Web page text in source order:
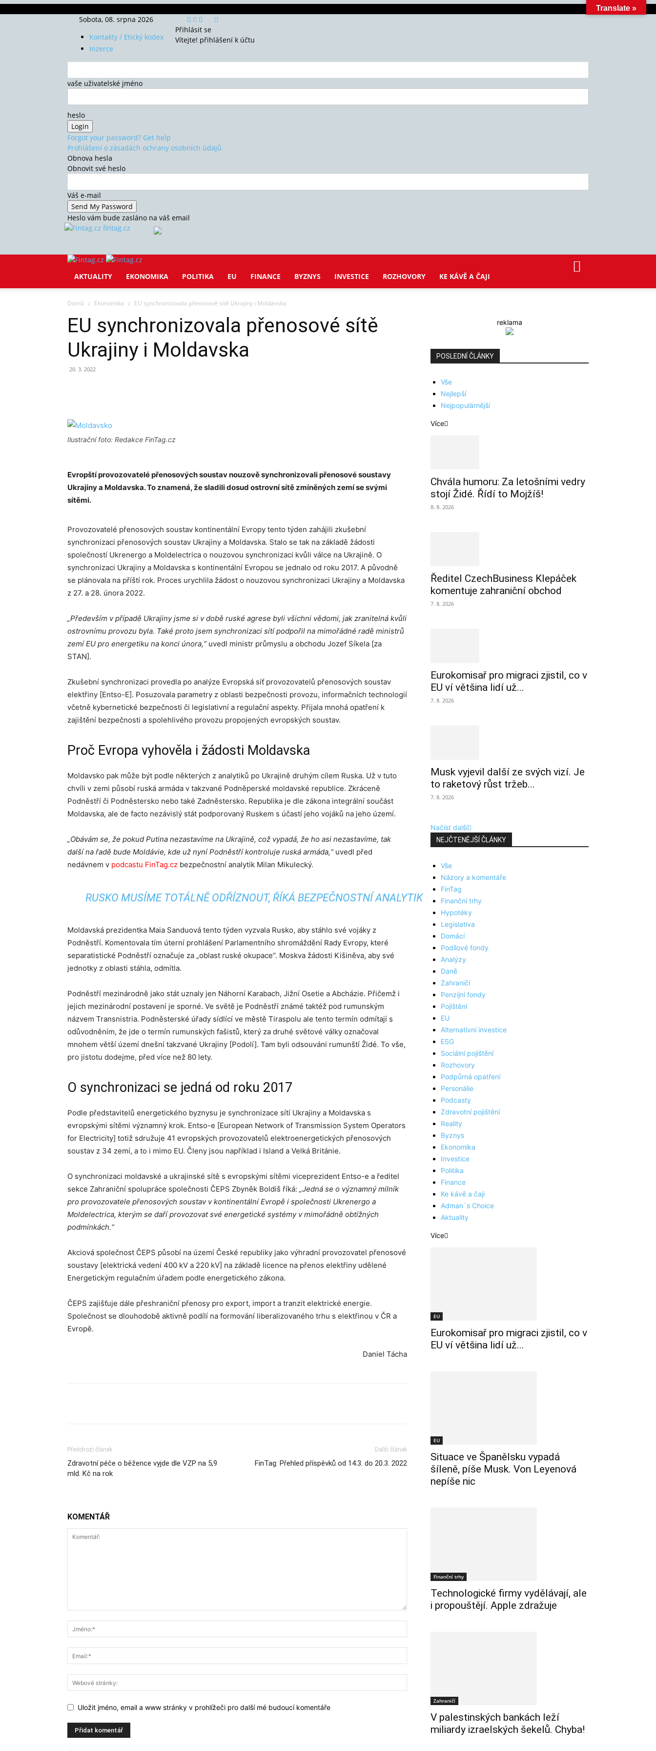
Sobota, 08. srpna 2026
Kontakty / Etický kodex
Inzerce
Přihlásit se
Vítejte! přihlášení k účtu
vaše uživatelské jméno
heslo
Forgot your password? Get help
Prohlášení o zásadách ochrany osobních údajů
Obnova hesla
Obnovit své heslo
Váš e-mail
Heslo vám bude zasláno na váš email
fintag.cz
AKTUALITY EKONOMIKA POLITIKA EU FINANCE BYZNYS INVESTICE ROZHOVORY KE KÁVĚ A ČAJI
Domů Ekonomika EU synchronizovala přenosové sítě Ukrajiny i Moldavska
EU synchronizovala přenosové sítě
Ukrajiny i Moldavska
20. 3. 2022
Ilustrační foto: Redakce FinTag.cz
Evropští provozovatelé přenosových soustav nouzově synchronizovali přenosové soustavy
Ukrajiny a Moldavska. To znamená, že sladili dosud ostrovní sítě zmíněných zemí se svými
sítěmi.
Provozovatelé přenosových soustav kontinentální Evropy tento týden zahájili zkušební
synchronizaci přenosových soustav Ukrajiny a Moldavska. Stalo se tak na základě žádosti
společností Ukrenergo a Moldelectrica o nouzovou synchronizaci kvůli válce na Ukrajině. O
synchronizaci Ukrajiny a Moldavska s kontinentální Evropou se jednalo od roku 2017. A původně
se plánovala na příští rok. Proces urychlila žádost o nouzovou synchronizaci Ukrajiny a Moldavska
z 27. a 28. února 2022.
„Především v případě Ukrajiny jsme si v době ruské agrese byli všichni vědomi, jak zranitelná kvůli
ostrovnímu provozu byla. Také proto jsem synchronizaci sítí podpořil na mimořádné radě ministrů
zemí EU pro energetiku na konci února,“ uvedl ministr průmyslu a obchodu Jozef Síkela [za
STAN].
Zkušební synchronizaci provedla po analýze Evropská síť provozovatelů přenosových soustav
elektřiny [Entso-E]. Posuzovala parametry z oblasti bezpečnosti provozu, informačních technologií
včetně kybernetické bezpečnosti či legislativní a regulační aspekty. Přijala mnohá opatření k
zajištění bezpečnosti a spolehlivého provozu propojených evropských soustav.
Proč Evropa vyhověla i žádosti Moldavska
Moldavsko pak může být podle některých z analytiků po Ukrajině druhým cílem Ruska. Už v tuto
chvíli v zemi působí ruská armáda v takzvané Podněperské moldavské republice. Zkráceně
Podněstří či Podněstersko nebo také Zadněstersko. Republika je dle zákona integrální součást
Moldavska, ale de facto nezávislý stát podporovaný Ruskem s účastí jeho vojáků na jeho území.
„Obávám se, že pokud Putina nezastavíme na Ukrajině, což vypadá, že ho asi nezastavíme, tak
další na řadě bude Moldávie, kde už nyní Podněstří kontroluje ruská armáda,“ uvedl před
nedávnem v podcastu FinTag.cz bezpečnostní analytik Milan Mikulecký.
RUSKO MUSÍME TOTÁLNĚ ODŘÍZNOUT, ŘÍKÁ BEZPEČNOSTNÍ ANALYTIK
Moldavská prezidentka Maia Sanduová tento týden vyzvala Rusko, aby stáhlo své vojáky z
Podněstří. Komentovala tím úterní prohlášení Parlamentního shromáždění Rady Evropy, které
separatistické Podněstří označuje za „oblast ruské okupace“. Moskva žádosti Kišiněva, aby své
jednotky z oblasti stáhla, odmítla.
Podněstří mezinárodně jako stát uznaly jen Náhorní Karabach, Jižní Osetie a Abcházie. Přičemž i
jejich mezinárodní postavení je sporné. Ve světě je Podněstří známé taktéž pod rumunským
názvem Transnistria. Podněsterské úřady sídlící ve městě Tiraspolu ale tento termín odmítají s
odůvodněním, že jde o termín rumunských fašistů, který za druhé světové války označoval
mnohem větší území dnešní takzvané Ukrajiny [Podolí]. Tam byli odsouváni rumunští Židé. To vše,
pro jistotu dodejme, před více než 80 lety.
O synchronizaci se jedná od roku 2017
Podle představitelů energetického byznysu je synchronizace sítí Ukrajiny a Moldavska s
evropskými sítěmi významný krok. Entso-e [European Network of Transmission System Operators
for Electricity] totiž sdružuje 41 evropských provozovatelů elektroenergetických přenosových
soustav z 34 zemí, a to i mimo EU. Členy jsou například i Island a Velká Británie.
O synchronizaci moldavské a ukrajinské sítě s evropskými sítěmi viceprezident Entso-e a ředitel
sekce Zahraniční spolupráce společnosti ČEPS Zbyněk Boldiš říká: „Jedná se o významný milník
pro provozovatele přenosových soustav v kontinentální Evropě i společnosti Ukrenergo a
Moldelectrica, kterým se daří provozovat své energetické systémy v mimořádně obtížných
podmínkách.“
Akciová společnost ČEPS působí na území České republiky jako výhradní provozovatel přenosové
soustavy [elektrická vedení 400 kV a 220 kV] na základě licence na přenos elektřiny udělené
Energetickým regulačním úřadem podle energetického zákona.
ČEPS zajišťuje dále přeshraniční přenosy pro export, import a tranzit elektrické energie.
Společnost se dlouhodobě aktivně podílí na formování liberalizovaného trhu s elektřinou v ČR a
Evropě.
Daniel Tácha
Předchozí článek
Zdravotní péče o běžence vyjde dle VZP na 5,9
mld. Kč na rok
Další článek
FinTag: Přehled příspěvků od 14.3. do 20.3. 2022
KOMENTÁŘ
Uložit jméno, email a www stránky v prohlížeči pro další mé budoucí komentáře
reklama
POSLEDNÍ ČLÁNKY
Vše
Nejlepší
Nejpopulárnější
Více
Chvála humoru: Za letošními vedry
stojí Židé. Řídí to Mojžíš!
8. 8. 2026
Ředitel CzechBusiness Klepáček
komentuje zahraniční obchod
7. 8. 2026
Eurokomisař pro migraci zjistil, co v
EU ví většina lidí už...
7. 8. 2026
Musk vyjevil další ze svých vizí. Je
to raketový růst tržeb...
7. 8. 2026
Načíst další
NEJČTENĚJŠÍ ČLÁNKY
Vše
Názory a komentáře
FinTag
Finanční trhy
Hypotéky
Legislativa
Domácí
Podílové fondy
Analýzy
Daně
Zahraničí
Penzijní fondy
Pojištění
EU
Alternativní investice
ESG
Sociální pojištění
Rozhovory
Podpůrná opatření
Personálie
Podcasty
Zdravotní pojištění
Reality
Byznys
Ekonomika
Investice
Politika
Finance
Ke kávě a čaji
Adman´s Choice
Aktuality
Více
EU
Eurokomisař pro migraci zjistil, co v
EU ví většina lidí už...
EU
Situace ve Španělsku vypadá
šíleně, píše Musk. Von Leyenová
nepíše nic
Finanční trhy
Technologické firmy vydělávají, ale
i propouštějí. Apple zdražuje
Zahraničí
V palestinských bankách leží
miliardy izraelských šekelů. Chyba!
Translate »